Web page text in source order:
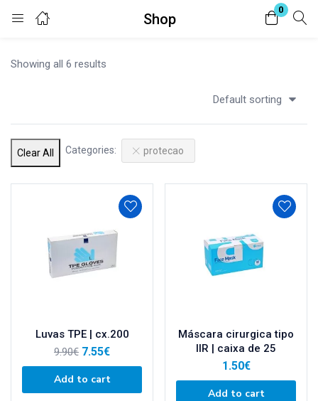
Shop
0
Registar
Clear All Categories: protecao
Showing all 6 results
Default sorting
Luvas TPE | cx.200
9.90€ 7.55€
Add to cart
Máscara cirurgica tipo
IIR | caixa de 25
1.50€
Add to cart